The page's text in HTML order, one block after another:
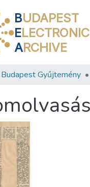
BUDAPEST
ELECTRONIC
ARCHIVE
Budapest Gyűjtemény